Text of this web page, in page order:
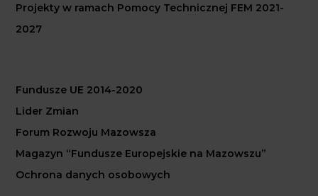
Projekty w ramach Pomocy Technicznej FEM 2021-
2027
Fundusze UE 2014-2020
Lider Zmian
Forum Rozwoju Mazowsza
Magazyn “Fundusze Europejskie na Mazowszu”
Ochrona danych osobowych